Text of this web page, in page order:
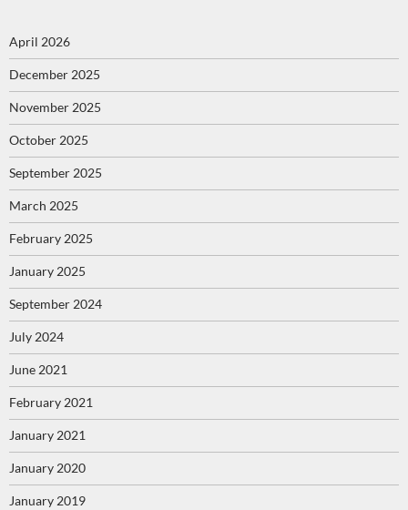
April 2026
December 2025
November 2025
October 2025
September 2025
March 2025
February 2025
January 2025
September 2024
July 2024
June 2021
February 2021
January 2021
January 2020
January 2019